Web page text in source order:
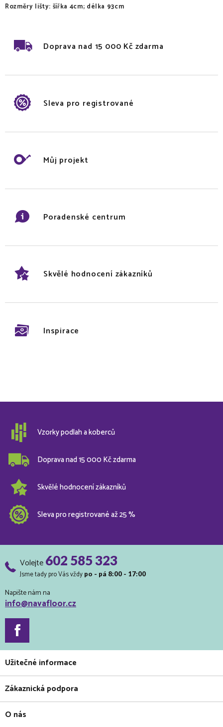
Rozměry lišty: šířka 4cm; délka 93cm
Doprava nad 15 000 Kč zdarma
Sleva pro registrované
Můj projekt
Poradenské centrum
Skvělé hodnocení zákazníků
Inspirace
Vzorky podlah a koberců
Doprava nad 15 000 Kč zdarma
Skvělé hodnocení zákazníků
Sleva pro registrované až 25 %
Volejte602 585 323
Jsme tady pro Vás vždy po - pá 8:00 - 17:00
Napište nám na
info@navafloor.cz
Užitečné informace
Zákaznická podpora
O nás